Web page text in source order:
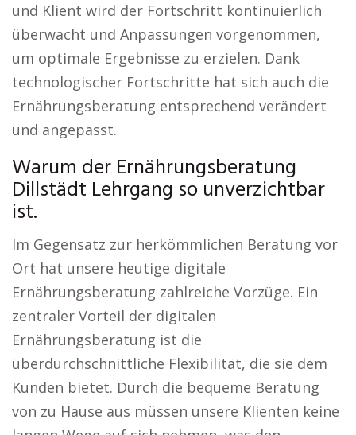
und Klient wird der Fortschritt kontinuierlich
überwacht und Anpassungen vorgenommen,
um optimale Ergebnisse zu erzielen. Dank
technologischer Fortschritte hat sich auch die
Ernährungsberatung entsprechend verändert
und angepasst.
Warum der Ernährungsberatung
Dillstädt Lehrgang so unverzichtbar
ist.
Im Gegensatz zur herkömmlichen Beratung vor
Ort hat unsere heutige digitale
Ernährungsberatung zahlreiche Vorzüge. Ein
zentraler Vorteil der digitalen
Ernährungsberatung ist die
überdurchschnittliche Flexibilität, die sie dem
Kunden bietet. Durch die bequeme Beratung
von zu Hause aus müssen unsere Klienten keine